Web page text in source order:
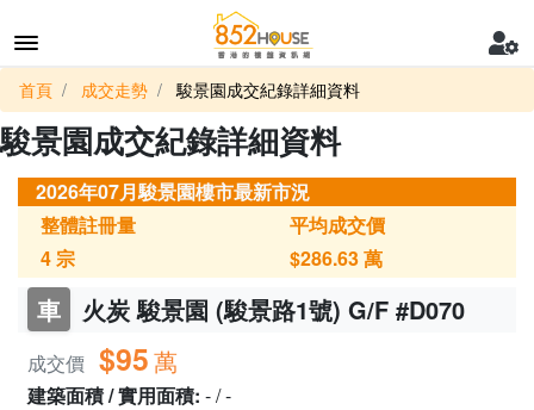
首頁 成交走勢 駿景園成交紀錄詳細資料
駿景園成交紀錄詳細資料
2026年07月駿景園樓市最新市況
整體註冊量
4宗
平均成交價
$286.63萬
車 火炭 駿景園 (駿景路1號) G/F #D070
成交價 $95萬
建築面積 / 實用面積: - / -